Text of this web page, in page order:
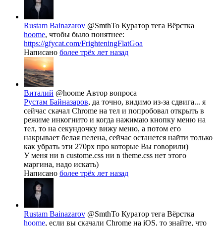
Rustam Bainazarov @SmthTo Куратор тега Вёрстка
hoome, чтобы было понятнее:
https://gfycat.com/FrighteningFlatGoa
Написано более трёх лет назад
Виталий @hoome Автор вопроса
Рустам Байназаров, да точно, видимо из-за сдвига... я
сейчас скачал Chrome на тел и попробовал открыть в
режиме инкогнито и когда нажимаю кнопку меню на
тел, то на секундочку вижу меню, а потом его
накрывает белая пелена, сейчас останется найти только
как убрать эти 270px про которые Вы говорили)
У меня ни в custome.css ни в theme.css нет этого
маргина, надо искать)
Написано более трёх лет назад
Rustam Bainazarov @SmthTo Куратор тега Вёрстка
hoome, если вы скачали Chrome на iOS, то знайте, что